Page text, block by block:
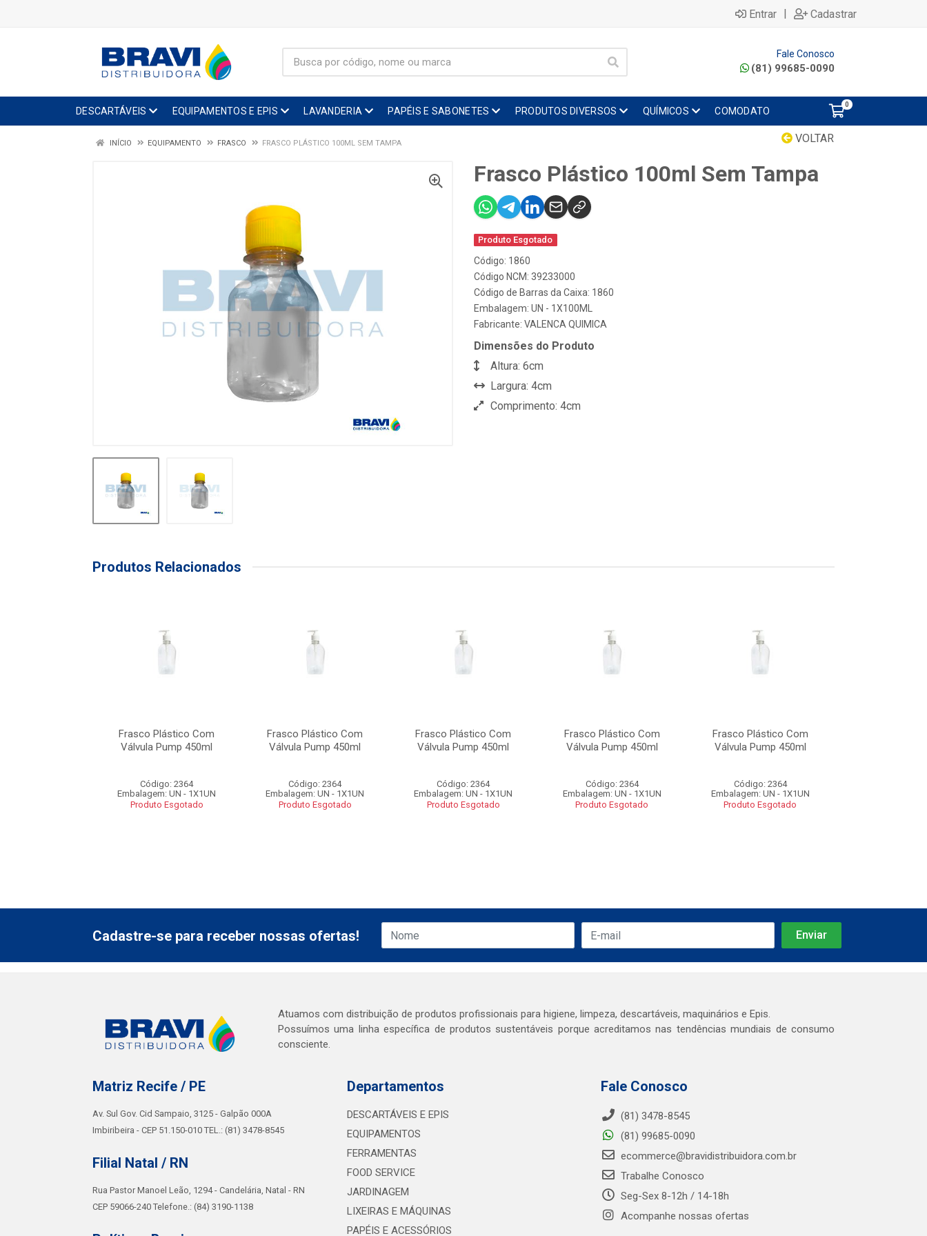
Entrar | Cadastrar
Fale Conosco
(81) 99685-0090
DESCARTÁVEIS EQUIPAMENTOS E EPIS LAVANDERIA PAPÉIS E SABONETES PRODUTOS DIVERSOS QUÍMICOS COMODATO
0
VOLTAR
INÍCIO EQUIPAMENTO FRASCO FRASCO PLÁSTICO 100ML SEM TAMPA
Frasco Plástico 100ml Sem Tampa
Produto Esgotado
Código: 1860
Código NCM: 39233000
Código de Barras da Caixa: 1860
Embalagem: UN - 1X100ML
Fabricante: VALENCA QUIMICA
Dimensões do Produto
Altura: 6cm
Largura: 4cm
Comprimento: 4cm
Produtos Relacionados
Frasco Plástico Com
Válvula Pump 450ml
Código: 2364
Embalagem: UN - 1X1UN
Produto Esgotado
Frasco Plástico Com
Válvula Pump 450ml
Código: 2364
Embalagem: UN - 1X1UN
Produto Esgotado
Frasco Plástico Com
Válvula Pump 450ml
Código: 2364
Embalagem: UN - 1X1UN
Produto Esgotado
Frasco Plástico Com
Válvula Pump 450ml
Código: 2364
Embalagem: UN - 1X1UN
Produto Esgotado
Frasco Plástico Com
Válvula Pump 450ml
Código: 2364
Embalagem: UN - 1X1UN
Produto Esgotado
Cadastre-se para receber nossas ofertas!
Atuamos com distribuição de produtos profissionais para higiene, limpeza, descartáveis, maquinários e Epis.
Possuímos uma linha específica de produtos sustentáveis porque acreditamos nas tendências mundiais de consumo
consciente.
Matriz Recife / PE
Av. Sul Gov. Cid Sampaio, 3125 - Galpão 000A
Imbiribeira - CEP 51.150-010 TEL.: (81) 3478-8545
Filial Natal / RN
Rua Pastor Manoel Leão, 1294 - Candelária, Natal - RN
CEP 59066-240 Telefone.: (84) 3190-1138
Departamentos
DESCARTÁVEIS E EPIS
EQUIPAMENTOS
FERRAMENTAS
FOOD SERVICE
JARDINAGEM
LIXEIRAS E MÁQUINAS
PAPÉIS E ACESSÓRIOS
Fale Conosco
(81) 3478-8545
(81) 99685-0090
ecommerce@bravidistribuidora.com.br
Trabalhe Conosco
Seg-Sex 8-12h / 14-18h
Acompanhe nossas ofertas